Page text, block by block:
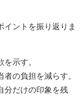
ントを振り返りま
示す。
の負担を減らす。
分だけの印象を残